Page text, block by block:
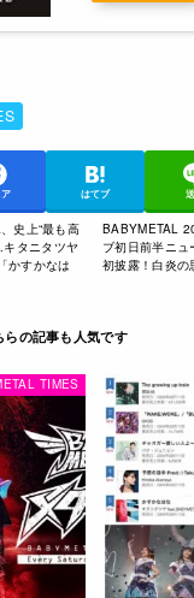
はてブ
史上“最も高
タニタツヤ
かすかなは
BABYMETAL
ブ初日前半ニ
初披露！白炎の
TIMES